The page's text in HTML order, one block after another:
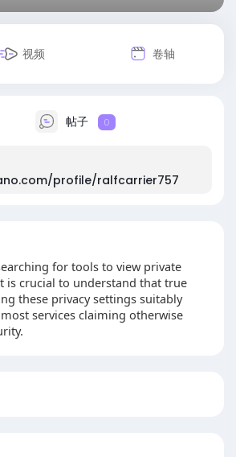
视频 卷轴
帖子 0
profile/ralfcarrier757
for tools to view private
is crucial to understand that true
these privacy settings suitably
services claiming otherwise